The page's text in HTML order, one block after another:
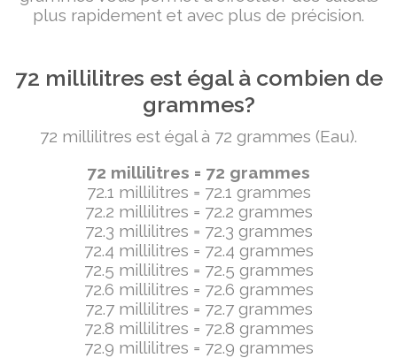
plus rapidement et avec plus de précision.
72 millilitres est égal à combien de
grammes?
72 millilitres est égal à 72 grammes (Eau).
72 millilitres = 72 grammes
72.1 millilitres = 72.1 grammes
72.2 millilitres = 72.2 grammes
72.3 millilitres = 72.3 grammes
72.4 millilitres = 72.4 grammes
72.5 millilitres = 72.5 grammes
72.6 millilitres = 72.6 grammes
72.7 millilitres = 72.7 grammes
72.8 millilitres = 72.8 grammes
72.9 millilitres = 72.9 grammes